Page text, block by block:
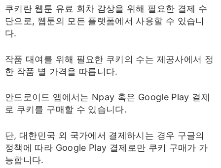
쿠키란 웹툰 유료 회차 감상을 위해 필요한 결제 수
단으로, 웹툰의 모든 플랫폼에서 사용할 수 있습니
다.​
작품 대여를 위해 필요한 쿠키의 수는 제공사에서 정
한 작품 별 가격을 따릅니다.​
안드로이드 앱에서는 Npay 혹은 Google Play 결제
로 쿠키를 구매할 수 있습니다.​
단, 대한민국 외 국가에서 결제하시는 경우 구글의
정책에 따라 Google Play 결제로만 쿠키 구매가 가
능합니다.​